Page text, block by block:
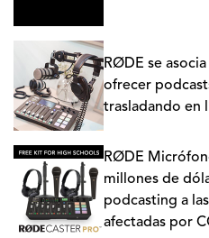
RØDE se
ofrecer
trasladando en
RØDE
millones de
podcasting a
afectadas por